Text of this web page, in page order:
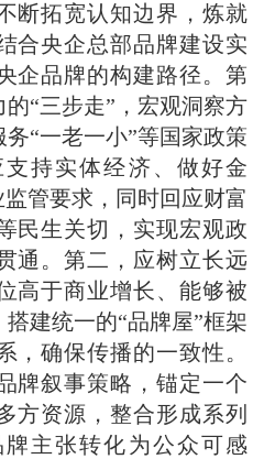
断拓宽认知边界，炼就
合央企总部品牌建设实
企品牌的构建路径。第
“三步走”，宏观洞察方
“一老一小”等国家政策
持实体经济、做好金
管要求，同时回应财富
民生关切，实现宏观政
通。第二，应树立长远
高于商业增长、能够被
建统一的“品牌屋”框架
，确保传播的一致性。
牌叙事策略，锚定一个
方资源，整合形成系列
主张转化为公众可感